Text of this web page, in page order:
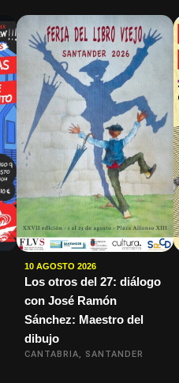
10 AGOSTO 2026
Los otros del 27: diálogo
con José Ramón
Sánchez: Maestro del
dibujo
CANTABRIA, SANTANDER